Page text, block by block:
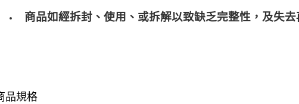
商品如經拆封、使用、或拆解以致缺乏完整性，及失
品規格